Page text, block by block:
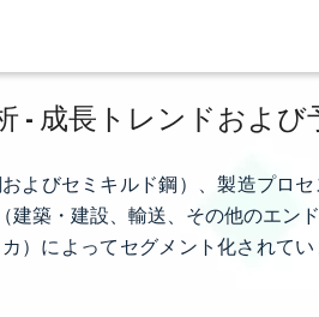
- 成長トレンドおよび
よびセミキルド鋼）、製造プロ
建築・建設、輸送、その他のエン
）によってセグメント化されて